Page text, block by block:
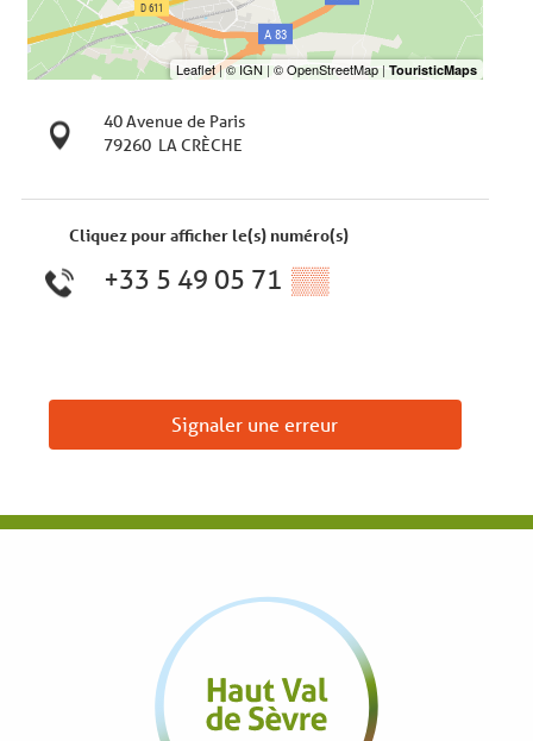
40 Avenue de Paris
79260 LA CRÈCHE
Cliquez pour afficher le(s) numéro(s)
+33 5 49 05 71 ▒▒
Signaler une erreur